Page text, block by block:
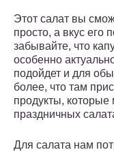
Этот салат вы
просто, а вкус его
забывайте, что
особенно
подойдет и для
более, что там
продукты,
праздничных
Для салата нам